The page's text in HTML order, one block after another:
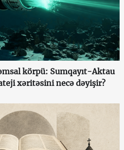
körpü: Sumqayıt-Aktau
xəritəsini necə dəyişir?